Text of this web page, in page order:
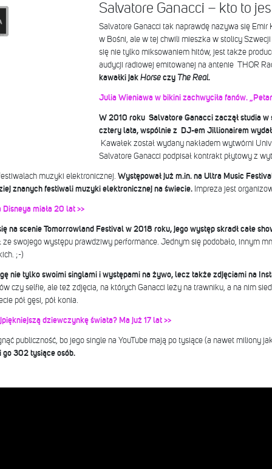
Salvatore Ganacci – kto to
Salvatore Ganacci tak naprawdę nazywa się Emir
w Bośni, ale w tej chwili mieszka w stolicy
się nie tylko miksowaniem hitów, jest także
audycji radiowej emitowanej na antenie THOR
kawałki jak Horse czyThe Real.
Julia Wieniawa w bikini zachwyciła fanów.
W 2010 roku Salvatore Ganacci zaczął studia
cztery lata, wspólnie z DJ-em Jillionairem
Kawałek został wydany nakładem wytwórni
Salvatore Ganacci podpisał kontrakt płytowy z
muzyki elektronicznej. Występował już m.in. na Ultra Music
znanych festiwali muzyki elektronicznej na świecie.Impreza jest
miała 20 lat >>
na scenie Tomorrowland Festival w 2018 roku, jego występ skradł całe
ze swojego występu prawdziwy performance. Jednym się podobało, innym
;-)
nie tylko swoimi singlami i występami na żywo, lecz także zdjęciami na
czy selfie, ale też zdjęcia, na których Ganacci leży na trawniku, a na nim
pół gęsi, pół konia.
dziewczynkę świata? Ma już 17 lat >>
publiczność, bo jego single na YouTube mają po tysiące (a nawet miliony
302 tysiące osób.